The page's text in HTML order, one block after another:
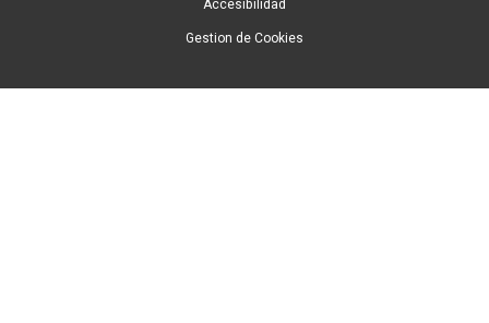
Accesibilidad
Gestion de Cookies